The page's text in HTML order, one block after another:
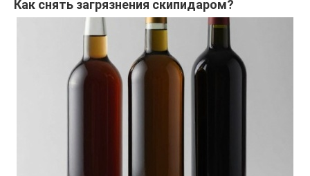
Как снять загрязнения скипидаром?